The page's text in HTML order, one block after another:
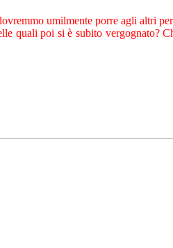
umilmente porre agli altri
quali poi si è subito vergognato?